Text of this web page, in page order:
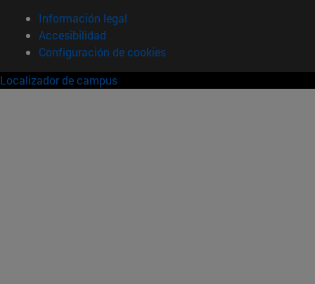
Información legal
Accesibilidad
Configuración de cookies
Localizador de campus